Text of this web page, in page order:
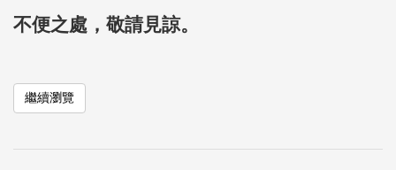
不便之處，敬請見諒。
繼續瀏覽